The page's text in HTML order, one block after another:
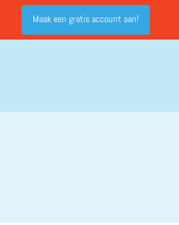
Maak een gratis account aan!